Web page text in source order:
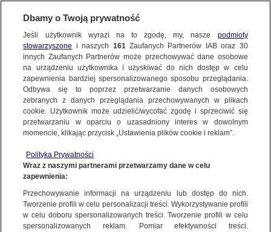
KONTAKT24
Wyślij Materiał
WYŚLIJ MATERIAŁ
NAJNOWSZE
GORĄCE TEMATY
WIĘCEJ
Dzień dobry!
Jedno konto do wszystkich usług
Tak powitaliście 2024 rok
Dbamy o Twoją prywatność
Jeśli użytkownik wyrazi na to zgodę, my, nasze podmioty
stowarzyszone i naszych 161Zaufanych Partnerów IAB oraz 30
innych Zaufanych Partnerów może przechowywać dane osobowe
na urządzeniu użytkownika i uzyskiwać do nich dostęp w celu
zapewnienia bardziej spersonalizowanego sposobu przeglądania.
Odbywa się to poprzez przetwarzanie danych osobowych
zebranych z danych przeglądania przechowywanych w plikach
cookie. Użytkownik może udzielić/wycofać zgodę i sprzeciwić się
przetwarzaniu w oparciu o uzasadniony interes w dowolnym
momencie, klikając przycisk „Ustawienia plików cookie i reklam”.
Polityka Prywatności
Wraz z naszymi partnerami przetwarzamy dane w celu
zapewnienia:
Przechowywanie informacji na urządzeniu lub dostęp do nich.
Tworzenie profili w celu personalizacji treści. Wykorzystywanie profili
w celu doboru spersonalizowanych treści. Tworzenie profili w celu
spersonalizowanych reklam. Pomiar efektywności treści.